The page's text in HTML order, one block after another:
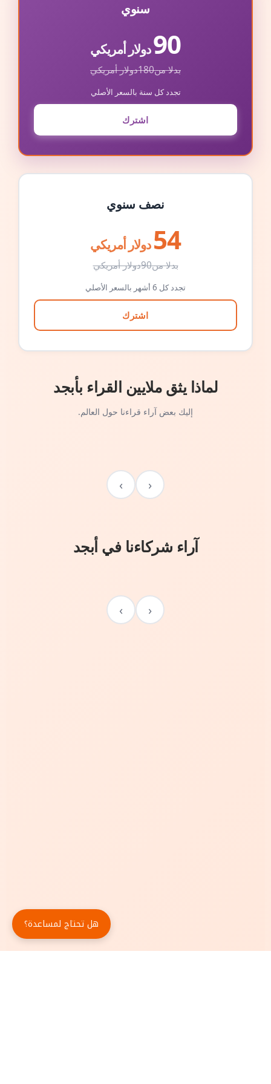
سنوي
90دولار أمريكي
بدلا من180دولار أمريكي
تجدد كل سنة بالسعر الأصلي
اشترك
نصف سنوي
54 دولار أمريكي
بدلا من90دولار أمريكي
تجدد كل 6 أشهر بالسعر الأصلي
اشترك
لماذا يثق ملايين القراء بأبجد
إليك بعض آراء قراءنا حول العالم.
‹
›
آراء شركاءنا في أبجد
‹
›
هل تحتاج لمساعدة؟